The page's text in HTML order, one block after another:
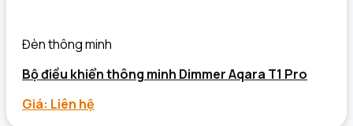
Đèn thông minh
Bộ điều khiển thông minh Dimmer Aqara T1 Pro
Giá: Liên hệ